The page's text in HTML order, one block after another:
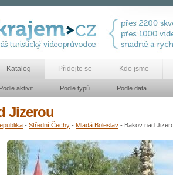
Katalog Přidejte se Kdo jsme
Podle aktivit Podle typů Podle data
Jizerou
- Střední Čechy - Mladá Boleslav - Bakov nad